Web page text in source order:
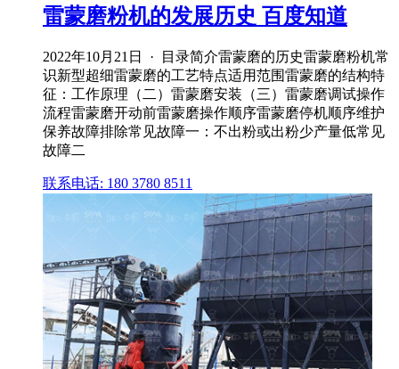
雷蒙磨粉机的发展历史 百度知道
2022年10月21日 · 目录简介雷蒙磨的历史雷蒙磨粉机常
识新型超细雷蒙磨的工艺特点适用范围雷蒙磨的结构特
征：工作原理（二）雷蒙磨安装（三）雷蒙磨调试操作
流程雷蒙磨开动前雷蒙磨操作顺序雷蒙磨停机顺序维护
保养故障排除常见故障一：不出粉或出粉少产量低常见
故障二
联系电话: 180 3780 8511